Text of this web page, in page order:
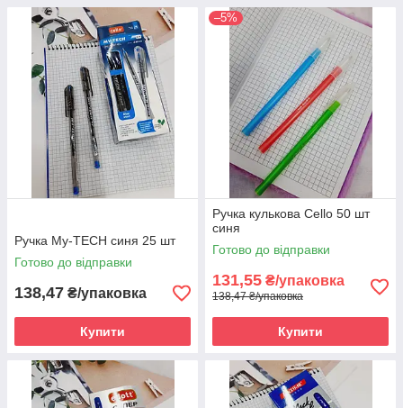
Ручка My-TECH синя 25 шт
Готово до відправки
138,47 ₴/упаковка
Купити
–5%
Ручка кулькова Cello 50 шт
синя
Готово до відправки
131,55 ₴/упаковка
138,47 ₴/упаковка
Купити